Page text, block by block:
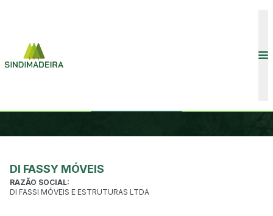
DI FASSY MÓVEIS
RAZÃO SOCIAL:
DI FASSI MÓVEIS E ESTRUTURAS LTDA